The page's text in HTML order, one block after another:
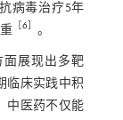
病毒治疗5年
［6］ 。
面展现出多靶
临床实践中积
中医药不仅能